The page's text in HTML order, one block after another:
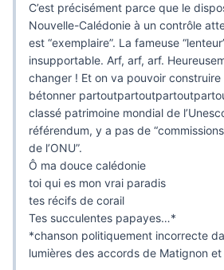
C’est précisément parce que le
Nouvelle-Calédonie à un contrôle
est “exemplaire”. La fameuse
insupportable. Arf, arf, arf.
changer ! Et on va pouvoir
bétonner
classé patrimoine mondial de
référendum, y a pas de
de l’ONU”.
Ô ma douce calédonie
toi qui es mon vrai paradis
tes récifs de corail
Tes succulentes papayes…*
*chanson politiquement incorrecte
lumières des accords de Matignon